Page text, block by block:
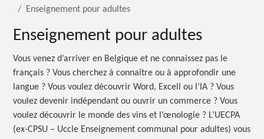
Enseignement pour adultes
Enseignement pour adultes
Vous venez d’arriver en Belgique et ne connaissez pas le
français ? Vous cherchez à connaître ou à approfondir une
langue ? Vous voulez découvrir Word, Excell ou l’IA ? Vous
voulez devenir indépendant ou ouvrir un commerce ? Vous
voulez découvrir le monde des vins et l’œnologie ? L’UECPA
(ex-CPSU – Uccle Enseignement communal pour adultes) vous